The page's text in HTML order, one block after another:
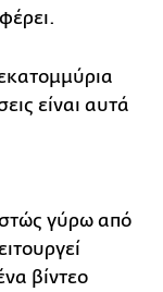
είναι αυτά
γύρω από
βίντεο